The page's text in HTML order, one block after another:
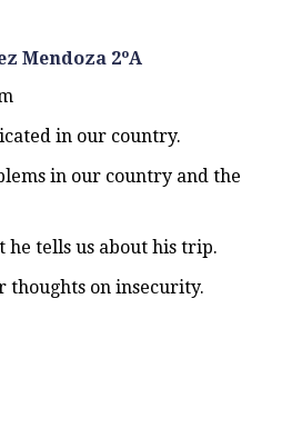
Mendoza 2ºA
in our country.
in our country and the
he tells us about his trip.
thoughts on insecurity.